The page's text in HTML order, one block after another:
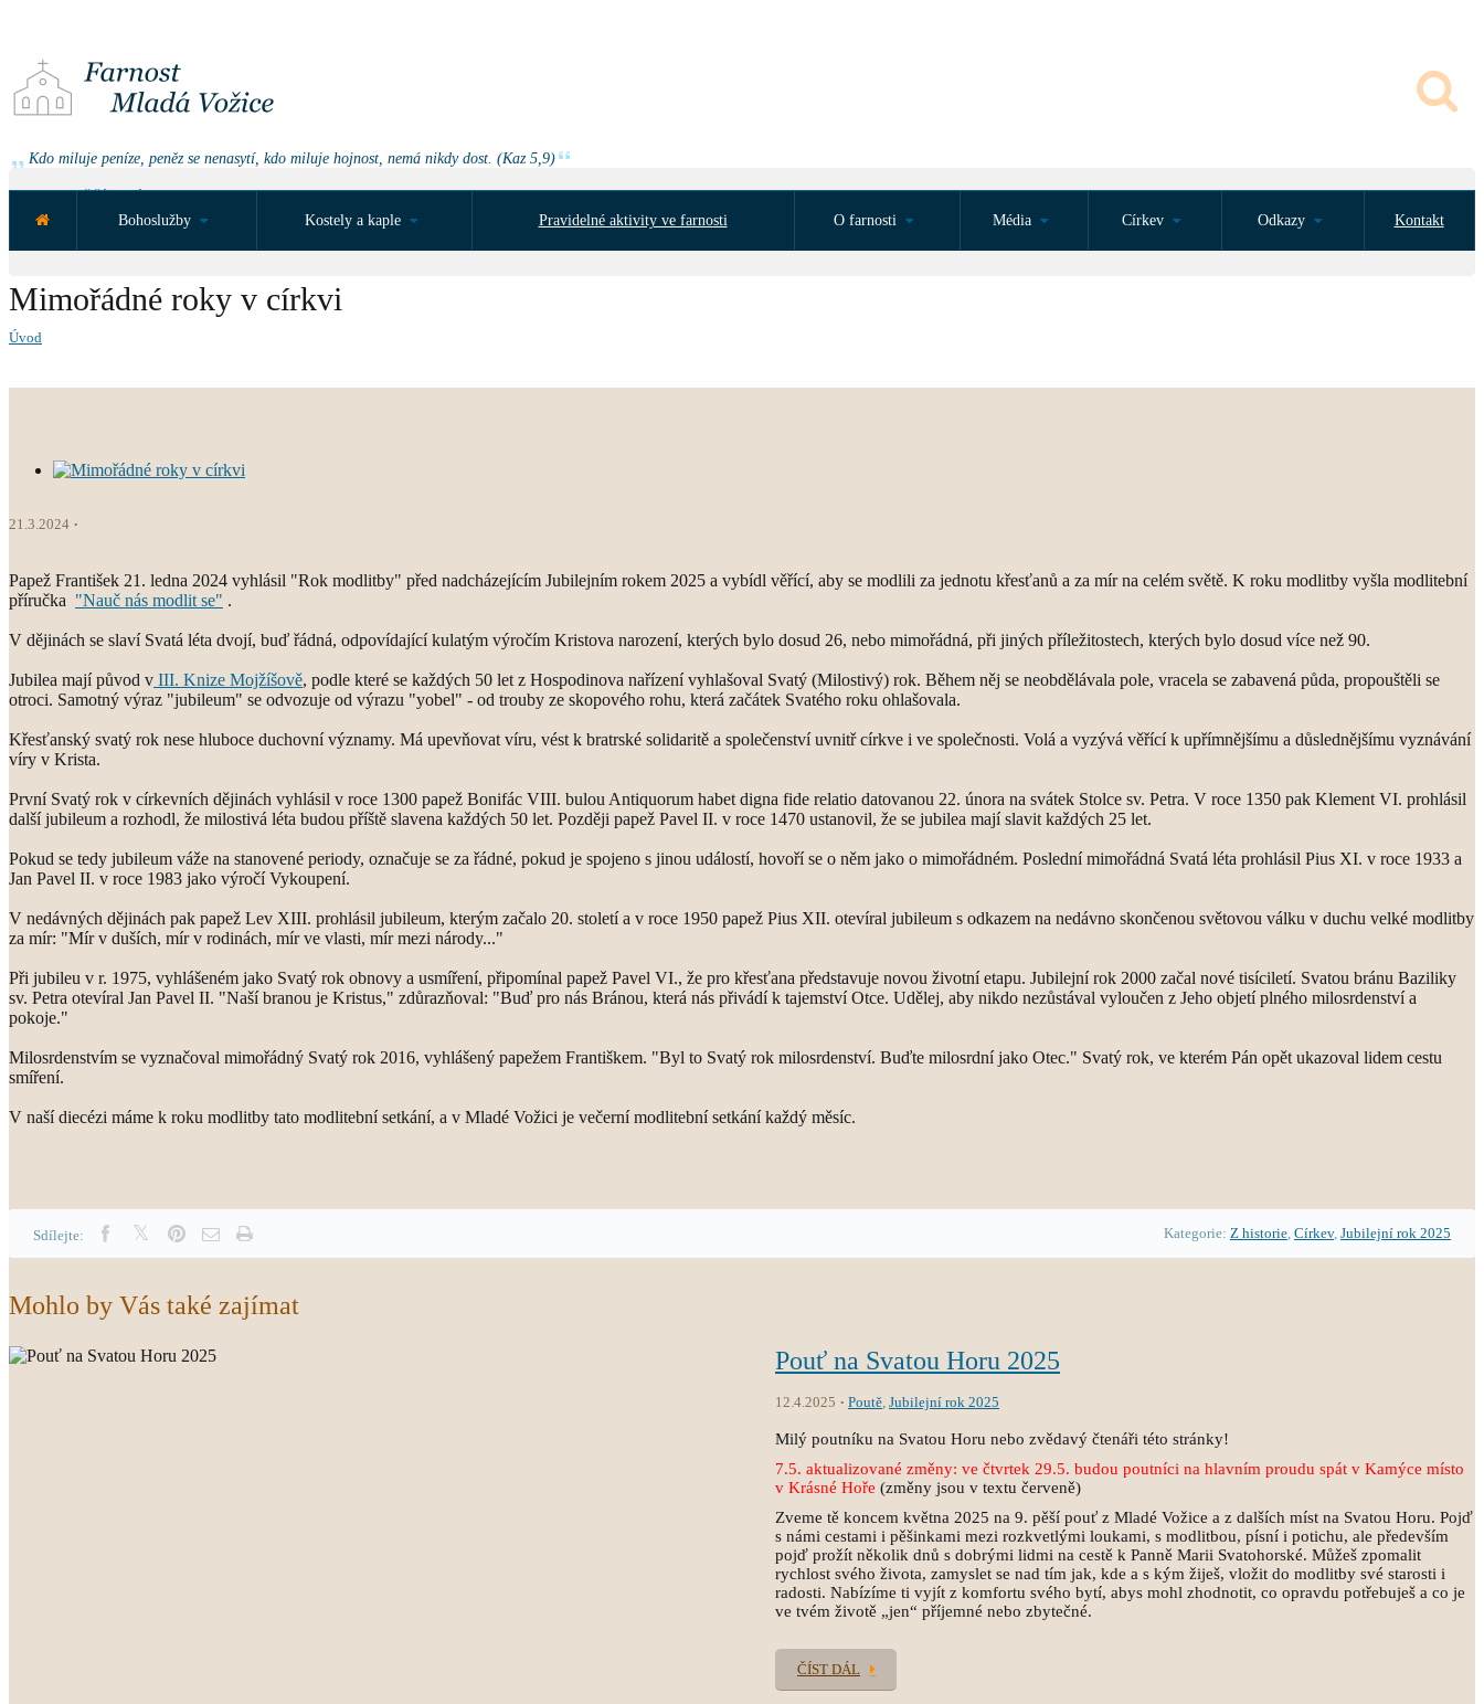
Kdo miluje peníze, peněz se nenasytí, kdo miluje hojnost, nemá nikdy dost. (Kaz 5,9)
Bohoslužby
Kostely a kaple Pravidelné aktivity ve farnosti O farnosti Média Církev Odkazy Kontakt
Mimořádné roky v církvi
Úvod
21.3.2024
Papež František 21. ledna 2024 vyhlásil "Rok modlitby" před nadcházejícím Jubilejním rokem 2025 a vybídl věřící, aby se modlili za jednotu křesťanů a za mír na celém světě. K roku modlitby vyšla modlitební
příručka "Nauč nás modlit se" .
V dějinách se slaví Svatá léta dvojí, buď řádná, odpovídající kulatým výročím Kristova narození, kterých bylo dosud 26, nebo mimořádná, při jiných příležitostech, kterých bylo dosud více než 90.
Jubilea mají původ v III. Knize Mojžíšově, podle které se každých 50 let z Hospodinova nařízení vyhlašoval Svatý (Milostivý) rok. Během něj se neobdělávala pole, vracela se zabavená půda, propouštěli se
otroci. Samotný výraz "jubileum" se odvozuje od výrazu "yobel" - od trouby ze skopového rohu, která začátek Svatého roku ohlašovala.
Křesťanský svatý rok nese hluboce duchovní významy. Má upevňovat víru, vést k bratrské solidaritě a společenství uvnitř církve i ve společnosti. Volá a vyzývá věřící k upřímnějšímu a důslednějšímu vyznávání
víry v Krista.
První Svatý rok v církevních dějinách vyhlásil v roce 1300 papež Bonifác VIII. bulou Antiquorum habet digna fide relatio datovanou 22. února na svátek Stolce sv. Petra. V roce 1350 pak Klement VI. prohlásil
další jubileum a rozhodl, že milostivá léta budou příště slavena každých 50 let. Později papež Pavel II. v roce 1470 ustanovil, že se jubilea mají slavit každých 25 let.
Pokud se tedy jubileum váže na stanovené periody, označuje se za řádné, pokud je spojeno s jinou událostí, hovoří se o něm jako o mimořádném. Poslední mimořádná Svatá léta prohlásil Pius XI. v roce 1933 a
Jan Pavel II. v roce 1983 jako výročí Vykoupení.
V nedávných dějinách pak papež Lev XIII. prohlásil jubileum, kterým začalo 20. století a v roce 1950 papež Pius XII. otevíral jubileum s odkazem na nedávno skončenou světovou válku v duchu velké modlitby
za mír: "Mír v duších, mír v rodinách, mír ve vlasti, mír mezi národy..."
Při jubileu v r. 1975, vyhlášeném jako Svatý rok obnovy a usmíření, připomínal papež Pavel VI., že pro křesťana představuje novou životní etapu. Jubilejní rok 2000 začal nové tisíciletí. Svatou bránu Baziliky
sv. Petra otevíral Jan Pavel II. "Naší branou je Kristus," zdůrazňoval: "Buď pro nás Bránou, která nás přivádí k tajemství Otce. Udělej, aby nikdo nezůstával vyloučen z Jeho objetí plného milosrdenství a
pokoje."
Milosrdenstvím se vyznačoval mimořádný Svatý rok 2016, vyhlášený papežem Františkem. "Byl to Svatý rok milosrdenství. Buďte milosrdní jako Otec." Svatý rok, ve kterém Pán opět ukazoval lidem cestu
smíření.
V naší diecézi máme k roku modlitby tato modlitební setkání, a v Mladé Vožici je večerní modlitební setkání každý měsíc.
Sdílejte: Kategorie: Z historie, Církev, Jubilejní rok 2025
Mohlo by Vás také zajímat
Pouť na Svatou Horu 2025
12.4.2025 Poutě, Jubilejní rok 2025
Milý poutníku na Svatou Horu nebo zvědavý čtenáři této stránky!
7.5. aktualizované změny: ve čtvrtek 29.5. budou poutníci na hlavním proudu spát v Kamýce místo
v Krásné Hoře (změny jsou v textu červeně)
Zveme tě koncem května 2025 na 9. pěší pouť z Mladé Vožice a z dalších míst na Svatou Horu. Pojď
s námi cestami i pěšinkami mezi rozkvetlými loukami, s modlitbou, písní i potichu, ale především
pojď prožít několik dnů s dobrými lidmi na cestě k Panně Marii Svatohorské. Můžeš zpomalit
rychlost svého života, zamyslet se nad tím jak, kde a s kým žiješ, vložit do modlitby své starosti i
radosti. Nabízíme ti vyjít z komfortu svého bytí, abys mohl zhodnotit, co opravdu potřebuješ a co je
ve tvém životě „jen“ příjemné nebo zbytečné.
ČÍST DÁL